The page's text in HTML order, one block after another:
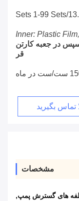
Inner: Plastic
سپس در جعبه کارتن
قر
در ماه
تماس بگیرید
مشخصات
های گسترش پمپ,